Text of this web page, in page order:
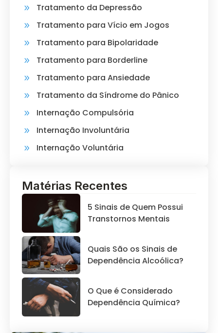
Tratamento da Depressão
Tratamento para Vício em Jogos
Tratamento para Bipolaridade
Tratamento para Borderline
Tratamento para Ansiedade
Tratamento da Síndrome do Pânico
Internação Compulsória
Internação Involuntária
Internação Voluntária
Matérias Recentes
5 Sinais de Quem Possui
Transtornos Mentais
Quais São os Sinais de
Dependência Alcoólica?
O Que é Considerado
Dependência Química?